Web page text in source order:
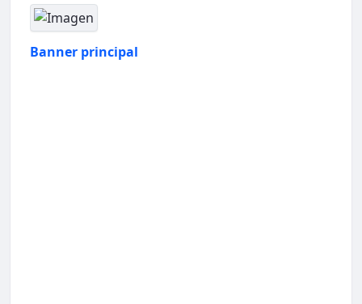
Banner principal